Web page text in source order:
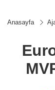
Anasayfa